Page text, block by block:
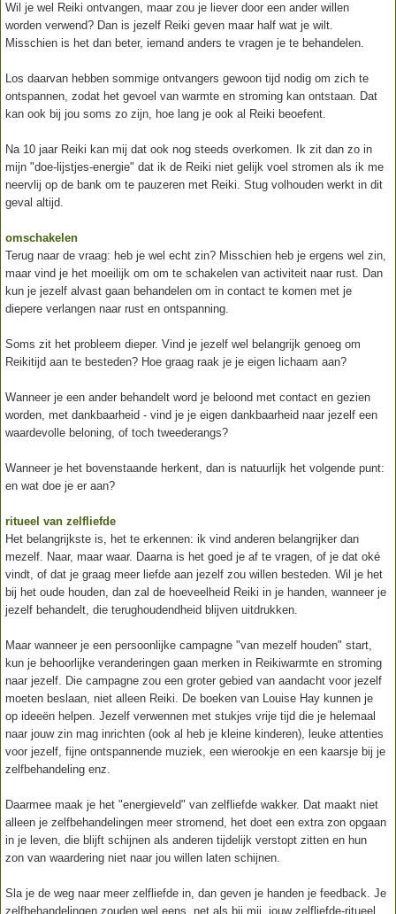
Wil je wel Reiki ontvangen, maar zou je liever door een ander willen
worden verwend? Dan is jezelf Reiki geven maar half wat je wilt.
Misschien is het dan beter, iemand anders te vragen je te behandelen.
Los daarvan hebben sommige ontvangers gewoon tijd nodig om zich te
ontspannen, zodat het gevoel van warmte en stroming kan ontstaan. Dat
kan ook bij jou soms zo zijn, hoe lang je ook al Reiki beoefent.
Na 10 jaar Reiki kan mij dat ook nog steeds overkomen. Ik zit dan zo in
mijn "doe-lijstjes-energie" dat ik de Reiki niet gelijk voel stromen als ik me
neervlij op de bank om te pauzeren met Reiki. Stug volhouden werkt in dit
geval altijd.
omschakelen
Terug naar de vraag: heb je wel echt zin? Misschien heb je ergens wel zin,
maar vind je het moeilijk om om te schakelen van activiteit naar rust. Dan
kun je jezelf alvast gaan behandelen om in contact te komen met je
diepere verlangen naar rust en ontspanning.
Soms zit het probleem dieper. Vind je jezelf wel belangrijk genoeg om
Reikitijd aan te besteden? Hoe graag raak je je eigen lichaam aan?
Wanneer je een ander behandelt word je beloond met contact en gezien
worden, met dankbaarheid - vind je je eigen dankbaarheid naar jezelf een
waardevolle beloning, of toch tweederangs?
Wanneer je het bovenstaande herkent, dan is natuurlijk het volgende punt:
en wat doe je er aan?
ritueel van zelfliefde
Het belangrijkste is, het te erkennen: ik vind anderen belangrijker dan
mezelf. Naar, maar waar. Daarna is het goed je af te vragen, of je dat oké
vindt, of dat je graag meer liefde aan jezelf zou willen besteden. Wil je het
bij het oude houden, dan zal de hoeveelheid Reiki in je handen, wanneer je
jezelf behandelt, die terughoudendheid blijven uitdrukken.
Maar wanneer je een persoonlijke campagne "van mezelf houden" start,
kun je behoorlijke veranderingen gaan merken in Reikiwarmte en stroming
naar jezelf. Die campagne zou een groter gebied van aandacht voor jezelf
moeten beslaan, niet alleen Reiki. De boeken van Louise Hay kunnen je
op ideeën helpen. Jezelf verwennen met stukjes vrije tijd die je helemaal
naar jouw zin mag inrichten (ook al heb je kleine kinderen), leuke attenties
voor jezelf, fijne ontspannende muziek, een wierookje en een kaarsje bij je
zelfbehandeling enz.
Daarmee maak je het "energieveld" van zelfliefde wakker. Dat maakt niet
alleen je zelfbehandelingen meer stromend, het doet een extra zon opgaan
in je leven, die blijft schijnen als anderen tijdelijk verstopt zitten en hun
zon van waardering niet naar jou willen laten schijnen.
Sla je de weg naar meer zelfliefde in, dan geven je handen je feedback. Je
zelfbehandelingen zouden wel eens, net als bij mij, jouw zelfliefde-ritueel